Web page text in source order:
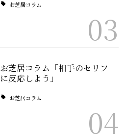
お芝居コラム
03
お芝居コラム「相手のセリフ
に反応しよう」
お芝居コラム
04